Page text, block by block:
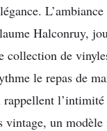
L’ambiance
Halconruy,
collection de
le repas de
rappellent
vintage, un